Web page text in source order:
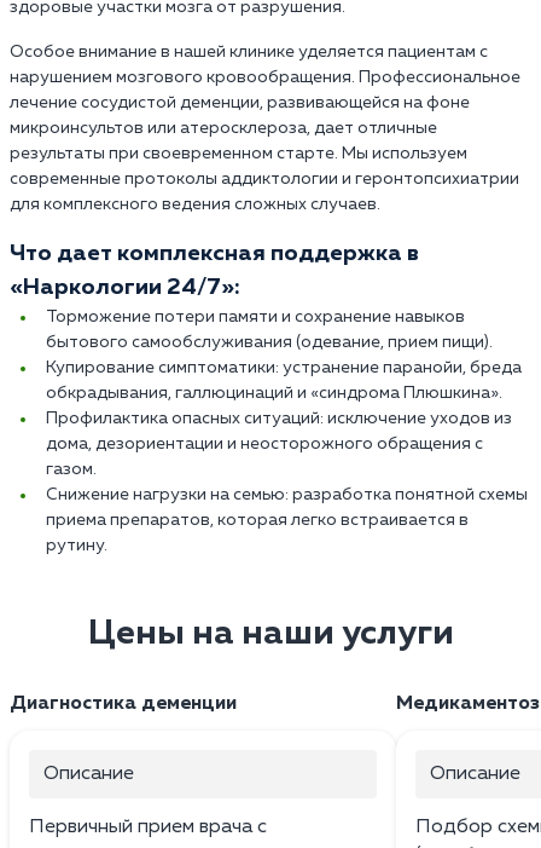
здоровые участки мозга от разрушения.
Особое внимание в нашей клинике уделяется пациентам с
нарушением мозгового кровообращения. Профессиональное
лечение сосудистой деменции, развивающейся на фоне
микроинсультов или атеросклероза, дает отличные
результаты при своевременном старте. Мы используем
современные протоколы аддиктологии и геронтопсихиатрии
для комплексного ведения сложных случаев.
Что дает комплексная поддержка в
«Наркологии 24/7»:
Торможение потери памяти и сохранение навыков
бытового самообслуживания (одевание, прием пищи).
Купирование симптоматики: устранение паранойи, бреда
обкрадывания, галлюцинаций и «синдрома Плюшкина».
Профилактика опасных ситуаций: исключение уходов из
дома, дезориентации и неосторожного обращения с
газом.
Снижение нагрузки на семью: разработка понятной схемы
приема препаратов, которая легко встраивается в
рутину.
Цены на наши услуги
Диагностика деменции
Описание
Первичный прием врача с
Описание
Подбор